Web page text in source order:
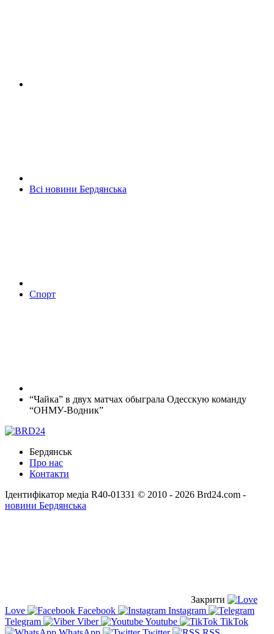
Всі новини Бердянська
Спорт
“Чайка” в двух матчах обыграла Одесскую команду
“ОНМУ-Водник”
Бердянськ
Про нас
Контакти
Ідентифікатор медіа R40-01331 © 2010 - 2026 Brd24.com -
новини Бердянська
Закрити
Love
Facebook
Instagram
Telegram
Viber Youtube
TikTok